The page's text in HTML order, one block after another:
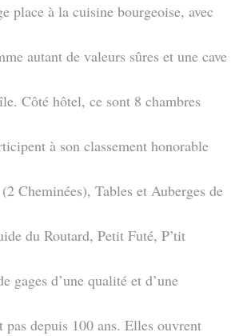
place à la cuisine bourgeoise, avec
autant de valeurs sûres et une cave
Côté hôtel, ce sont 8 chambres
à son classement honorable
Cheminées), Tables et Auberges de
du Routard, Petit Futé, P’tit
gages d’une qualité et d’une
pas depuis 100 ans. Elles ouvrent